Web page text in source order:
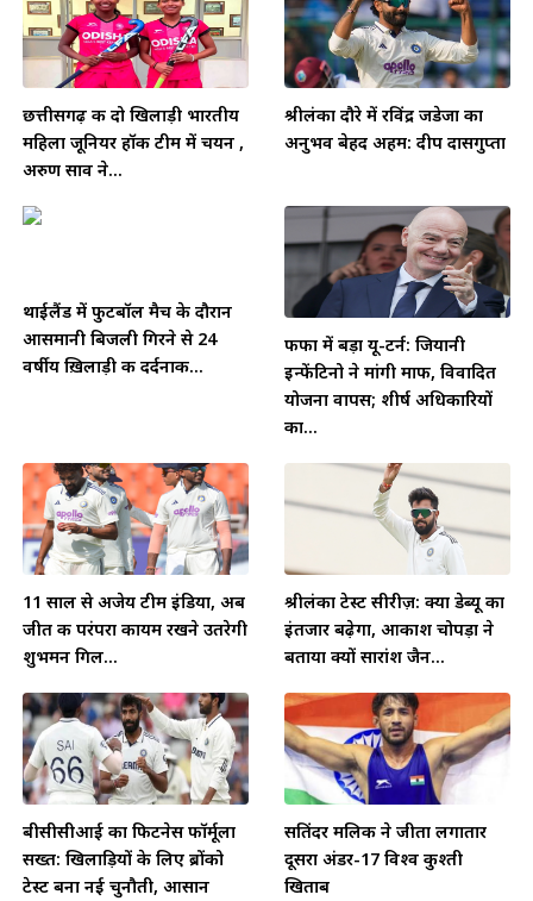
छत्तीसगढ़ की दो खिलाड़ी भारतीय
महिला जूनियर हॉकी टीम में चयन ,
अरुण साव ने...
श्रीलंका दौरे में रविंद्र जडेजा का
अनुभव बेहद अहम: दीप दासगुप्ता
थाईलैंड में फुटबॉल मैच के दौरान
आसमानी बिजली गिरने से 24
वर्षीय ख़िलाड़ी की दर्दनाक...
फीफा में बड़ा यू-टर्न: जियानी
इन्फेंटिनो ने मांगी माफी, विवादित
योजना वापस; शीर्ष अधिकारियों
का...
11 साल से अजेय टीम इंडिया, अब
जीत की परंपरा कायम रखने उतरेगी
शुभमन गिल...
श्रीलंका टेस्ट सीरीज़: क्या डेब्यू का
इंतजार बढ़ेगा, आकाश चोपड़ा ने
बताया क्यों सारांश जैन...
बीसीसीआई का फिटनेस फॉर्मूला
सख्त: खिलाड़ियों के लिए ब्रोंको
टेस्ट बना नई चुनौती, आसान
सतिंदर मलिक ने जीता लगातार
दूसरा अंडर-17 विश्व कुश्ती
खिताब